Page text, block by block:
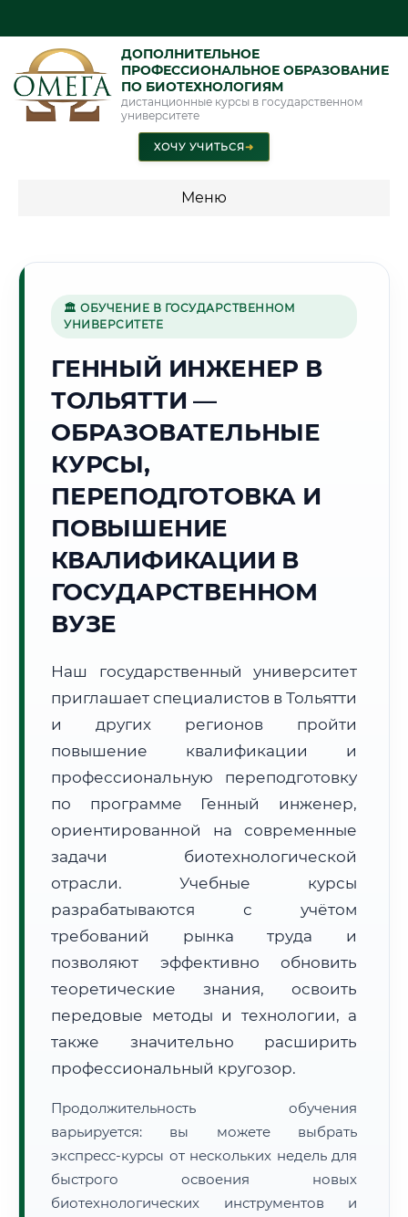
ДОПОЛНИТЕЛЬНОЕ
ПРОФЕССИОНАЛЬНОЕ ОБРАЗОВАНИЕ
ПО БИОТЕХНОЛОГИЯМ
дистанционные курсы в государственном
университете
ХОЧУ УЧИТЬСЯ➜
Меню
🚗
Г. ТОЛЬЯТТИ
20:07:26
2026 г.
Погода в г. Тольятти:🌤️ +31°C ,Преимущественно ясно
🌅 Восход:05:08 🌇 Закат:
📍 Региональная справка
Почтовые индексы:
Часовой пояс:
МСК+1 (UTC+4)
Формат учебы:
Дистанционно
🗺️ Зона обслуживания: г. Тольятти
Расчет логистики оригиналов:
• Маршрут транзита:~2 166 км
• Экспресс-доставка СДЭК / Почтой: 3–5 рабочих дней
📜 Документы и аккредитация ФИС ФРДО
Нажмите на документ для увеличения и просмотра
🏛 ОБУЧЕНИЕ В ГОСУДАРСТВЕННОМ
УНИВЕРСИТЕТЕ
ГЕННЫЙ ИНЖЕНЕР В
ТОЛЬЯТТИ —
ОБРАЗОВАТЕЛЬНЫЕ
КУРСЫ,
ПЕРЕПОДГОТОВКА И
ПОВЫШЕНИЕ
КВАЛИФИКАЦИИ В
ГОСУДАРСТВЕННОМ
ВУЗЕ
Наш государственный университет
приглашает специалистов в Тольятти
и других регионов пройти
повышение квалификации и
профессиональную переподготовку
по программе Генный инженер,
ориентированной на современные
задачи биотехнологической
отрасли. Учебные курсы
разрабатываются с учётом
требований рынка труда и
позволяют эффективно обновить
теоретические знания, освоить
передовые методы и технологии, а
также значительно расширить
профессиональный кругозор.
Продолжительность обучения
варьируется: вы можете выбрать
экспресс-курсы от нескольких недель для
быстрого освоения новых
биотехнологических инструментов и